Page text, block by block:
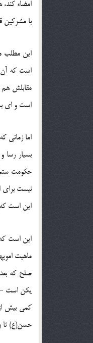
امضاء
با مشرکین
این مطلب
است که آن
مقابلش
است و اى
اما زمانی
بسیار
حکومت
نیست براى
این است که
این است
ماهیت
صلح که
یکن است –
کمى بیش
حسن(ع) تا